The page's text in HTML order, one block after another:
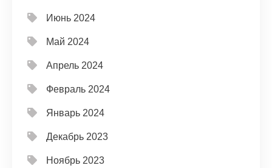
Июнь 2024
Май 2024
Апрель 2024
Февраль 2024
Январь 2024
Декабрь 2023
Ноябрь 2023